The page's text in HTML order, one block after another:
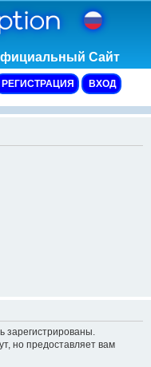
Сайт
РЕГИСТРАЦИЯ ВХОД
но предоставляет вам